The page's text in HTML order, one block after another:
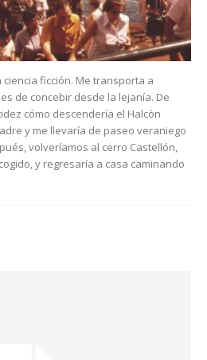
ficción. Me transporta a
de concebir desde la lejanía. De
cómo descendería el Halcón
y me llevaría de paseo veraniego
volveríamos al cerro Castellón,
y regresaría a casa caminando